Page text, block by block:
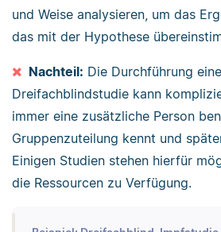
und Weise analysieren, um das
das mit der Hypothese
Nachteil: Die Durchführung
Dreifachblindstudie kann
immer eine zusätzliche Person
Gruppenzuteilung kennt und
Einigen Studien stehen hierfür
die Ressourcen zu Verfügung.